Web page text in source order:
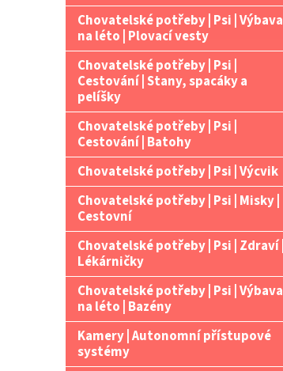
Chovatelské potřeby | Psi | Výbava
na léto | Plovací vesty
Chovatelské potřeby | Psi |
Cestování | Stany, spacáky a
pelíšky
Chovatelské potřeby | Psi |
Cestování | Batohy
Chovatelské potřeby | Psi | Výcvik
Chovatelské potřeby | Psi | Misky |
Cestovní
Chovatelské potřeby | Psi | Zdraví |
Lékárničky
Chovatelské potřeby | Psi | Výbava
na léto | Bazény
Kamery | Autonomní přístupové
systémy